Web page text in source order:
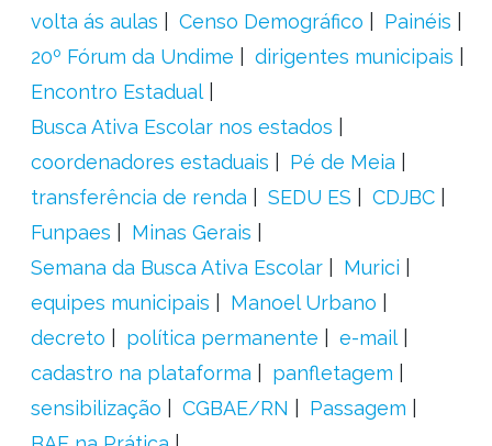
volta ás aulas
Censo Demográfico
Painéis
20º Fórum da Undime
dirigentes municipais
Encontro Estadual
Busca Ativa Escolar nos estados
coordenadores estaduais
Pé de Meia
transferência de renda
SEDU ES
CDJBC
Funpaes
Minas Gerais
Semana da Busca Ativa Escolar
Murici
equipes municipais
Manoel Urbano
decreto
política permanente
e-mail
cadastro na plataforma
panfletagem
sensibilização
CGBAE/RN
Passagem